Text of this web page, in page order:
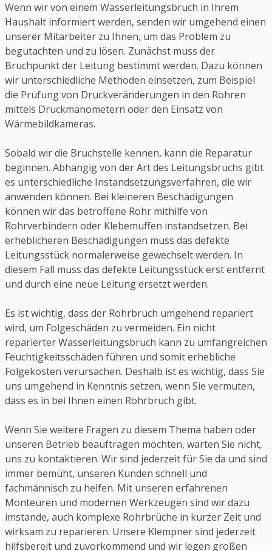
Wenn wir von einem Wasserleitungsbruch in Ihrem
Haushalt informiert werden, senden wir umgehend einen
unserer Mitarbeiter zu Ihnen, um das Problem zu
begutachten und zu lösen. Zunächst muss der
Bruchpunkt der Leitung bestimmt werden. Dazu können
wir unterschiedliche Methoden einsetzen, zum Beispiel
die Prüfung von Druckveränderungen in den Rohren
mittels Druckmanometern oder den Einsatz von
Wärmebildkameras.
Sobald wir die Bruchstelle kennen, kann die Reparatur
beginnen. Abhängig von der Art des Leitungsbruchs gibt
es unterschiedliche Instandsetzungsverfahren, die wir
anwenden können. Bei kleineren Beschädigungen
können wir das betroffene Rohr mithilfe von
Rohrverbindern oder Klebemuffen instandsetzen. Bei
erheblicheren Beschädigungen muss das defekte
Leitungsstück normalerweise gewechselt werden. In
diesem Fall muss das defekte Leitungsstück erst entfernt
und durch eine neue Leitung ersetzt werden.
Es ist wichtig, dass der Rohrbruch umgehend repariert
wird, um Folgeschäden zu vermeiden. Ein nicht
reparierter Wasserleitungsbruch kann zu umfangreichen
Feuchtigkeitsschäden führen und somit erhebliche
Folgekosten verursachen. Deshalb ist es wichtig, dass Sie
uns umgehend in Kenntnis setzen, wenn Sie vermuten,
dass es in bei Ihnen einen Rohrbruch gibt.
Wenn Sie weitere Fragen zu diesem Thema haben oder
unseren Betrieb beauftragen möchten, warten Sie nicht,
uns zu kontaktieren. Wir sind jederzeit für Sie da und sind
immer bemüht, unseren Kunden schnell und
fachmännisch zu helfen. Mit unseren erfahrenen
Monteuren und modernen Werkzeugen sind wir dazu
imstande, auch komplexe Rohrbrüche in kurzer Zeit und
wirksam zu reparieren. Unsere Klempner sind jederzeit
hilfsbereit und zuvorkommend und wir legen großen